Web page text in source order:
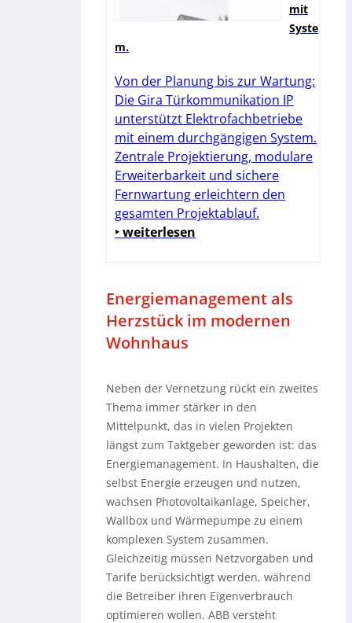
mit
Syste
m.
Von der Planung bis zur Wartung:
Die Gira Türkommunikation IP
unterstützt Elektrofachbetriebe
mit einem durchgängigen System.
Zentrale Projektierung, modulare
Erweiterbarkeit und sichere
Fernwartung erleichtern den
gesamten Projektablauf.
‣ weiterlesen
Energiemanagement als
Herzstück im modernen
Wohnhaus
Neben der Vernetzung rückt ein zweites
Thema immer stärker in den
Mittelpunkt, das in vielen Projekten
längst zum Taktgeber geworden ist: das
Energiemanagement. In Haushalten, die
selbst Energie erzeugen und nutzen,
wachsen Photovoltaikanlage, Speicher,
Wallbox und Wärmepumpe zu einem
komplexen System zusammen.
Gleichzeitig müssen Netzvorgaben und
Tarife berücksichtigt werden, während
die Betreiber ihren Eigenverbrauch
optimieren wollen. ABB versteht